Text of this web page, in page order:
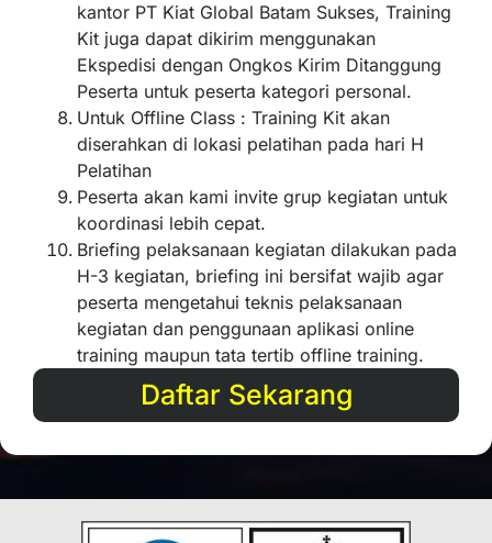
kantor PT Kiat Global Batam Sukses, Training
Kit juga dapat dikirim menggunakan
Ekspedisi dengan Ongkos Kirim Ditanggung
Peserta untuk peserta kategori personal.
Untuk Offline Class : Training Kit akan
diserahkan di lokasi pelatihan pada hari H
Pelatihan
Peserta akan kami invite grup kegiatan untuk
koordinasi lebih cepat.
Briefing pelaksanaan kegiatan dilakukan pada
H-3 kegiatan, briefing ini bersifat wajib agar
peserta mengetahui teknis pelaksanaan
kegiatan dan penggunaan aplikasi online
training maupun tata tertib offline training.
Daftar Sekarang